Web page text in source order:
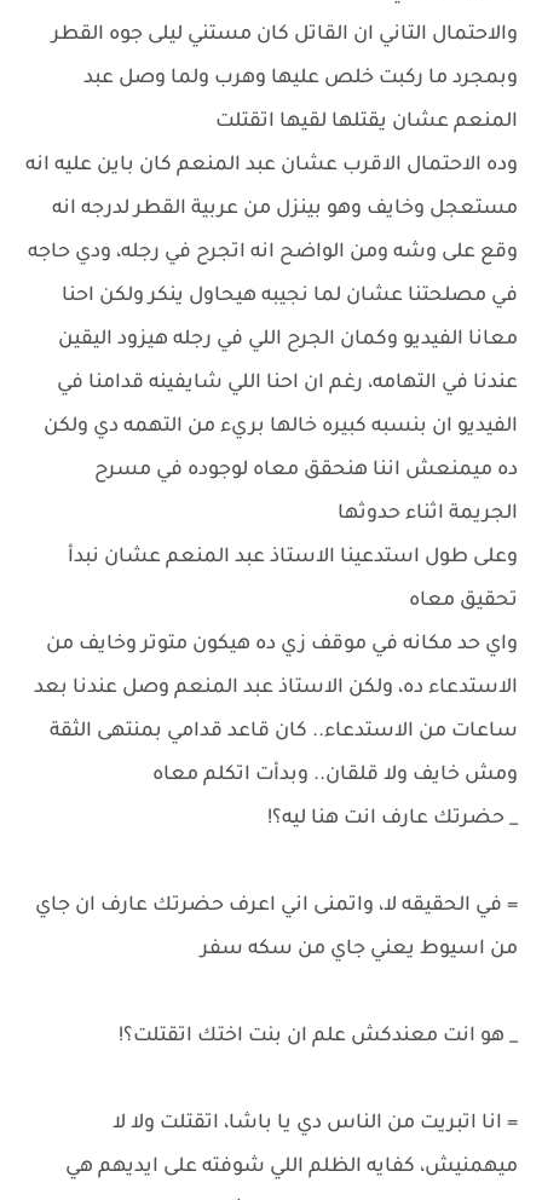
والاحتمال التاني ان القاتل كان مستني ليلى جوه القطر
وبمجرد ما ركبت خلص عليها وهرب ولما وصل عبد
المنعم عشان يقتلها لقيها اتقتلت
وده الاحتمال الاقرب عشان عبد المنعم كان باين عليه انه
مستعجل وخايف وهو بينزل من عربية القطر لدرجه انه
وقع على وشه ومن الواضح انه اتجرح في رجله، ودي حاجه
في مصلحتنا عشان لما نجيبه هيحاول ينكر ولكن احنا
معانا الفيديو وكمان الجرح اللي في رجله هيزود اليقين
عندنا في التهامه، رغم ان احنا اللي شايفينه قدامنا في
الفيديو ان بنسبه كبيره خالها بريء من التهمه دي ولكن
ده ميمنعش اننا هنحقق معاه لوجوده في مسرح
الجريمة اثناء حدوثها
وعلى طول استدعينا الاستاذ عبد المنعم عشان نبدأ
تحقيق معاه
واي حد مكانه في موقف زي ده هيكون متوتر وخايف من
الاستدعاء ده، ولكن الاستاذ عبد المنعم وصل عندنا بعد
ساعات من الاستدعاء.. كان قاعد قدامي بمنتهى الثقة
ومش خايف ولا قلقان.. وبدأت اتكلم معاه
_ حضرتك عارف انت هنا ليه؟!
= في الحقيقه لا، واتمنى اني اعرف حضرتك عارف ان جاي
من اسيوط يعني جاي من سكه سفر
_ هو انت معندكش علم ان بنت اختك اتقتلت؟!
= انا اتبريت من الناس دي يا باشا، اتقتلت ولا لا
ميهمنيش، كفايه الظلم اللي شوفته على ايديهم هي